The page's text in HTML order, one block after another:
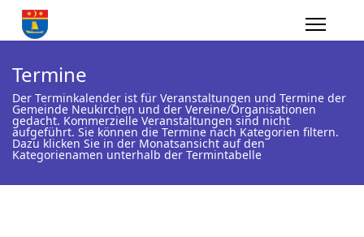
Termine
Der Terminkalender ist für Veranstaltungen und Termine der
Gemeinde Neukirchen und der Vereine/Organisationen
gedacht. Kommerzielle Veranstaltungen sind nicht
aufgeführt. Sie können die Termine nach Kategorien filtern.
Dazu klicken Sie in der Monatsansicht auf den
Kategorienamen unterhalb der Termintabelle